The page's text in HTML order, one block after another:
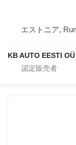
エストニア,
KB AUTO EESTI OÜ